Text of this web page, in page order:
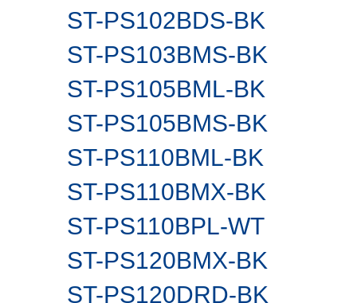
ST-PS102BDS-BK
ST-PS103BMS-BK
ST-PS105BML-BK
ST-PS105BMS-BK
ST-PS110BML-BK
ST-PS110BMX-BK
ST-PS110BPL-WT
ST-PS120BMX-BK
ST-PS120DRD-BK